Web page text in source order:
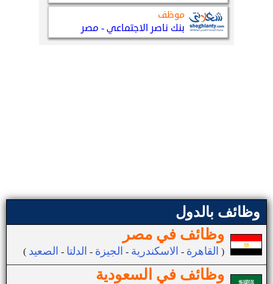
وظائف بالدول
وظائف في مصر
( القاهرة - الاسكندرية - الجيزة - الدلتا - الصعيد )
وظائف في السعودية